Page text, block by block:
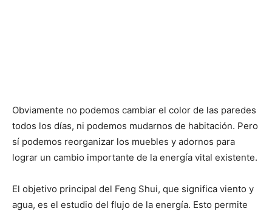
Obviamente no podemos cambiar el color de las paredes
todos los días, ni podemos mudarnos de habitación. Pero
sí podemos reorganizar los muebles y adornos para
lograr un cambio importante de la energía vital existente.
El objetivo principal del Feng Shui, que significa viento y
agua, es el estudio del flujo de la energía. Esto permite